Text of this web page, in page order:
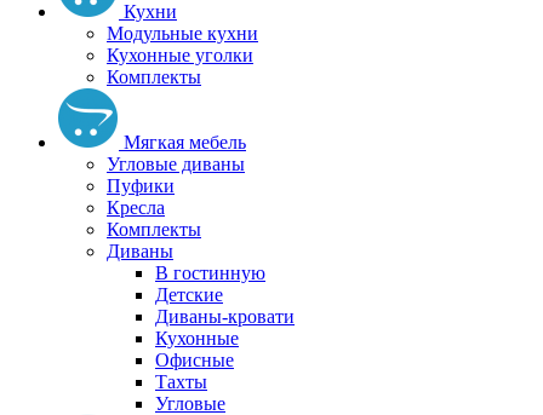
Кухни
Модульные кухни
Кухонные уголки
Комплекты
Мягкая мебель
Угловые диваны
Пуфики
Кресла
Комплекты
Диваны
В гостинную
Детские
Диваны-кровати
Кухонные
Офисные
Тахты
Угловые